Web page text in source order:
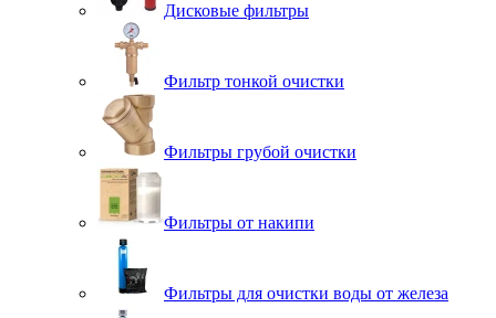
Дисковые фильтры
Фильтр тонкой очистки
Фильтры грубой очистки
Фильтры от накипи
Фильтры для очистки воды от железа